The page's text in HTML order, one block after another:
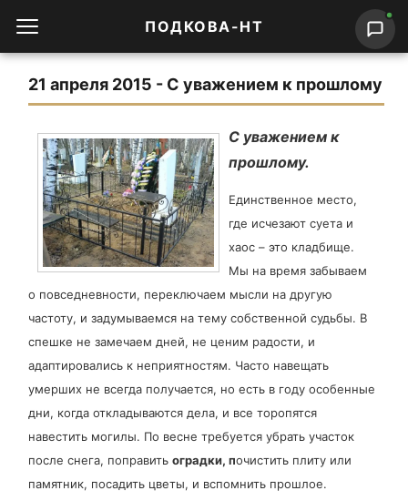
ПОДКОВА-НТ
21 апреля 2015 - С уважением к прошлому
С уважением к
прошлому.
Единственное место,
где исчезают суета и
хаос – это кладбище.
Мы на время забываем
о повседневности, переключаем мысли на другую
частоту, и задумываемся на тему собственной судьбы. В
спешке не замечаем дней, не ценим радости, и
адаптировались к неприятностям. Часто навещать
умерших не всегда получается, но есть в году особенные
дни, когда откладываются дела, и все торопятся
навестить могилы. По весне требуется убрать участок
после снега, поправить оградки, почистить плиту или
памятник, посадить цветы, и вспомнить прошлое.